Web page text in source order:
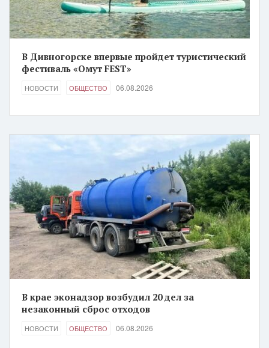
В Дивногорске впервые пройдет туристический
фестиваль «Омут FEST»
НОВОСТИ ОБЩЕСТВО 06.08.2026
В крае эконадзор возбудил 20 дел за
незаконный сброс отходов
НОВОСТИ ОБЩЕСТВО 06.08.2026